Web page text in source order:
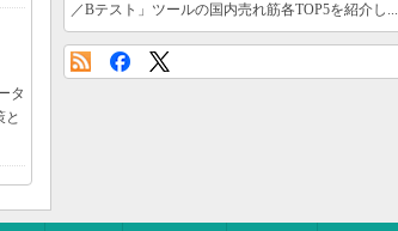
タ
／Bテスト」ツールの国内売れ筋各TOP5を紹介し...